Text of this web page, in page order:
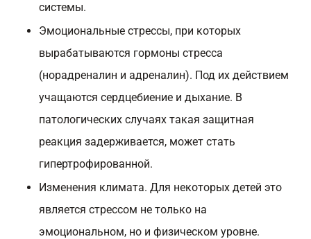
системы.
Эмоциональные стрессы, при которых
вырабатываются гормоны стресса
(норадреналин и адреналин). Под их действием
учащаются сердцебиение и дыхание. В
патологических случаях такая защитная
реакция задерживается, может стать
гипертрофированной.
Изменения климата. Для некоторых детей это
является стрессом не только на
эмоциональном, но и физическом уровне.